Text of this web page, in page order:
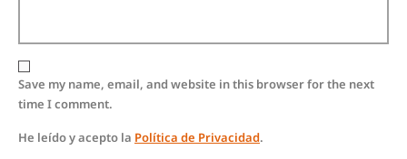
Save my name, email, and website in this browser for the next
time I comment.
He leído y acepto la Política de Privacidad.